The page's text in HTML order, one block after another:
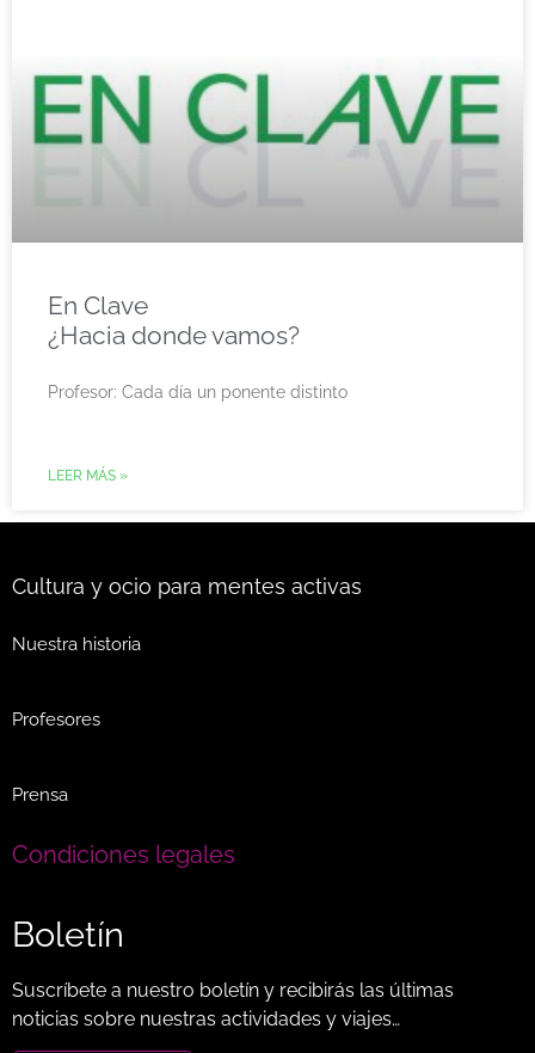
En Clave
¿Hacia donde vamos?
Profesor: Cada día un ponente distinto
LEER MÁS »
Cultura y ocio para mentes activas
Nuestra historia
Profesores
Prensa
Condiciones legales
Boletín
Suscríbete a nuestro boletín y recibirás las últimas
noticias sobre nuestras actividades y viajes…